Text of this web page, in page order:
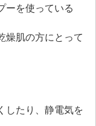
ーを使っている
燥肌の方にとって
したり、静電気を